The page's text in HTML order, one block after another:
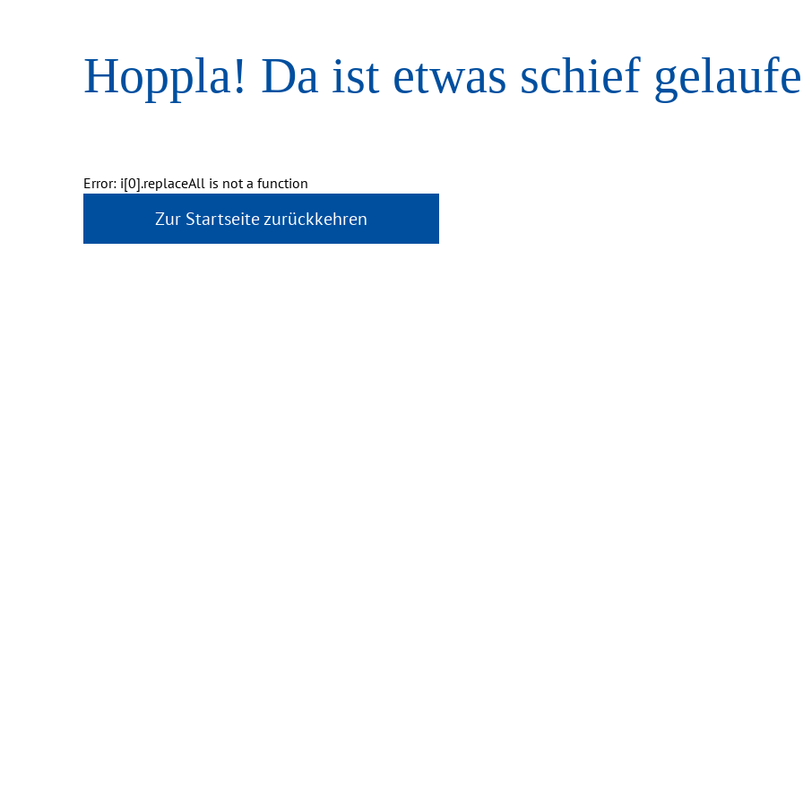
Hoppla! Da ist etwas schief
Error: i[0].replaceAll is not a function
Zur Startseite zurückkehren